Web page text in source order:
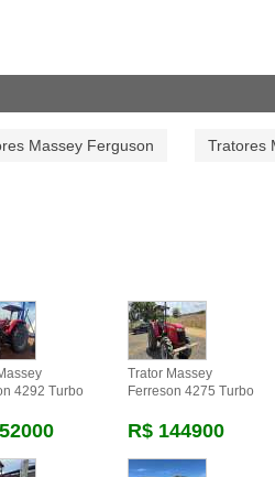
Massey Ferguson Tratores
4292 Turbo
Trator Massey
Ferreson 4275 Turbo
R$ 144900